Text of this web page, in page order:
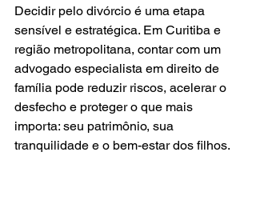
Decidir pelo divórcio é uma etapa
sensível e estratégica. Em Curitiba e
região metropolitana, contar com um
advogado especialista em direito de
família pode reduzir riscos, acelerar o
desfecho e proteger o que mais
importa: seu patrimônio, sua
tranquilidade e o bem-estar dos filhos.